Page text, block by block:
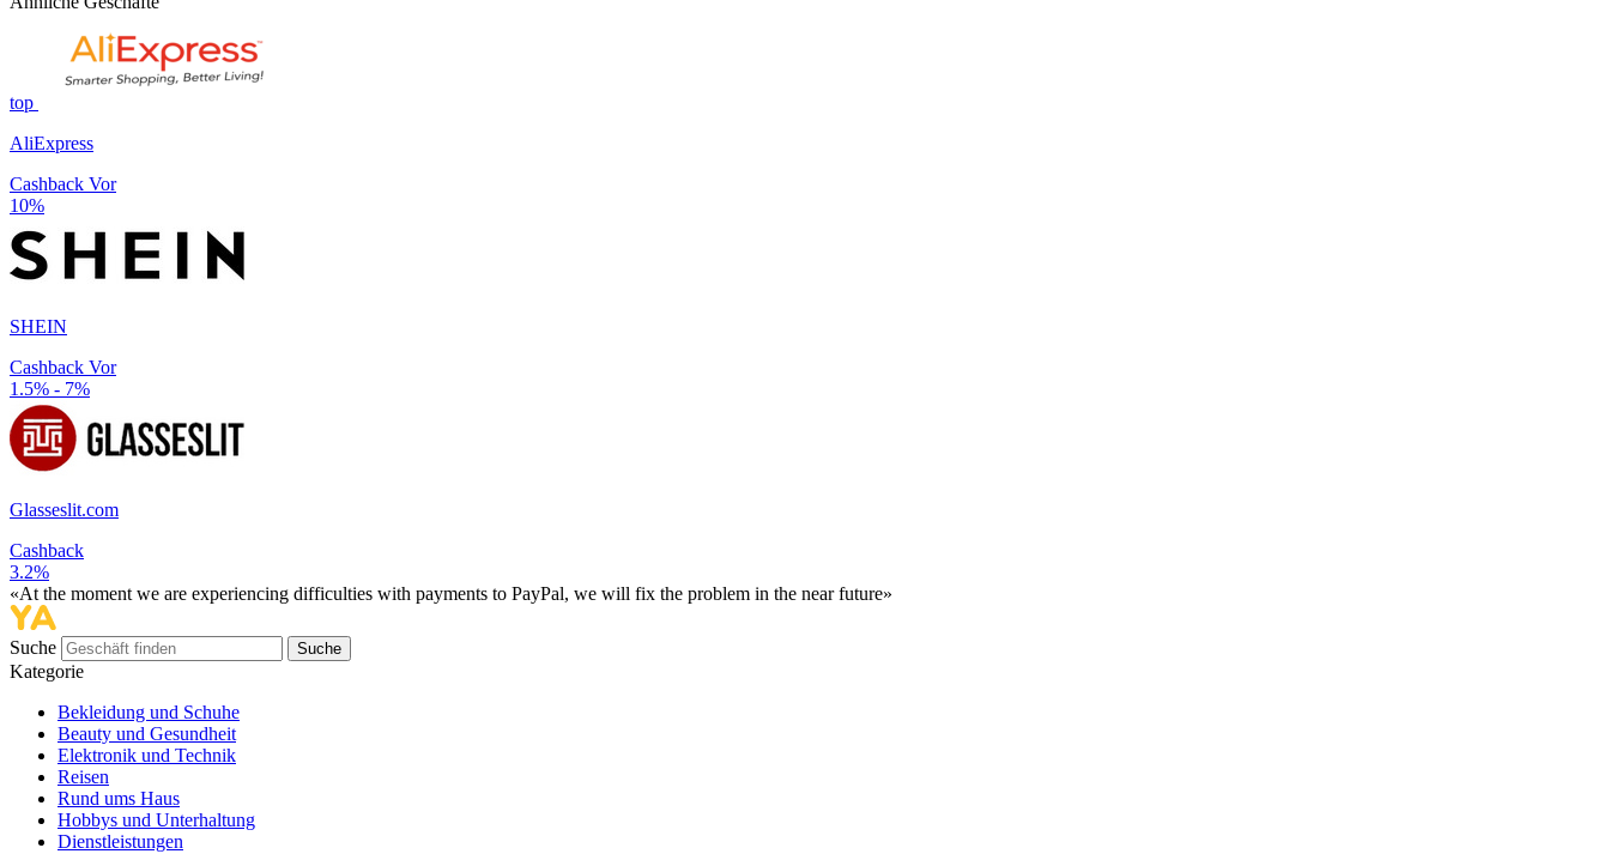
top
AliExpress
Cashback Vor
10%
SHEIN
Cashback Vor
1.5% - 7%
Glasseslit.com
Cashback
3.2%
«At the moment we are experiencing difficulties with payments to PayPal, we will fix the problem in the near future»
Suche Suche
Kategorie
Bekleidung und Schuhe
Beauty und Gesundheit
Elektronik und Technik
Reisen
Rund ums Haus
Hobbys und Unterhaltung
Dienstleistungen